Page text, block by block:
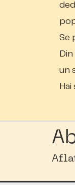
Se
un